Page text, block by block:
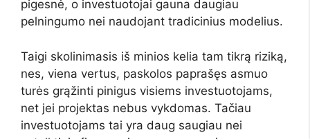
pigesnė, o investuotojai gauna daugiau
pelningumo nei naudojant tradicinius modelius.
Taigi skolinimasis iš minios kelia tam tikrą riziką,
nes, viena vertus, paskolos paprašęs asmuo
turės grąžinti pinigus visiems investuotojams,
net jei projektas nebus vykdomas. Tačiau
investuotojams tai yra daug saugiau nei